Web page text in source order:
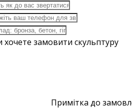
хочете замовити скульптуру
Примітка до